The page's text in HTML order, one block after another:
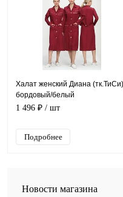
Халат женский Диана
бордовый/белый
1 496 ₽ / шт
Подробнее
Новости магазина